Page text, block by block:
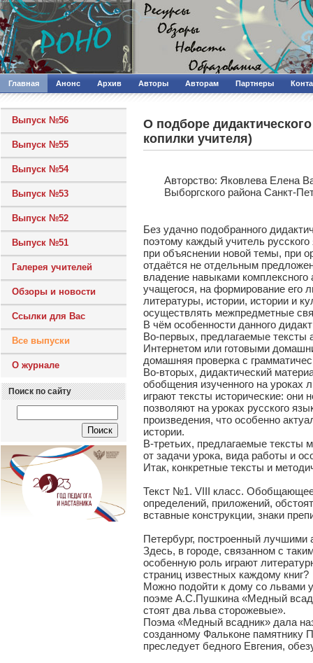
Главная Анонс Архив Авторы Авторам Партнеры
Выпуск №56
Выпуск №55
Выпуск №54
Выпуск №53
Выпуск №52
Выпуск №51
Галерея учителей
Обзоры и новости
Ссылки для Вас
Все выпуски
О журнале
Поиск по сайту
О подборе
копилки учителя)
Авторcтво: Яковлева Елена
Выборгского района Санкт-
Без удачно подобранного
поэтому каждый учитель
при объяснении новой темы, при
отдаётся не отдельным
владение навыками комплексного
учащегося, на формирование его
литературы, истории, истории и
осуществлять межпредметные
В чём особенности данного
Во-первых, предлагаемые тексты
Интернетом или готовыми
домашняя проверка с
Во-вторых, дидактический
обобщения изученного на
играют тексты исторические: они
позволяют на уроках русского
произведения, что особенно
истории.
В-третьих, предлагаемые тексты
от задачи урока, вида работы и
Итак, конкретные тексты и
Текст №1. VIII класс. Обобщающее
определений, приложений,
вставные конструкции, знаки
Петербург, построенный лучшими
Здесь, в городе, связанном с
особенную роль играют
страниц известных каждому книг?
Можно подойти к дому со львами
поэме А.С.Пушкина «Медный
стоят два льва сторожевые».
Поэма «Медный всадник» дала
созданному Фальконе памятнику
преследует бедного Евгения,